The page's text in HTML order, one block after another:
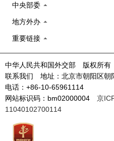
中央部委
地方外办
重要链接
中华人民共和国外交部 版权所有
联系我们 地址：北京市朝阳区
电话：+86-10-65961114
网站标识码：bm02000004 京
11040102700114